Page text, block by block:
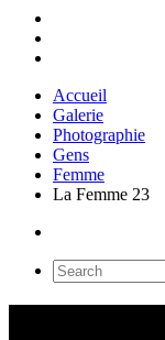
Accueil
Galerie
Photographie
Gens
Femme
La Femme 23